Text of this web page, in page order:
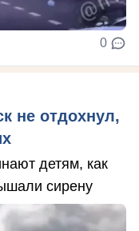
0
не отдохнул,
детям, как
сирену